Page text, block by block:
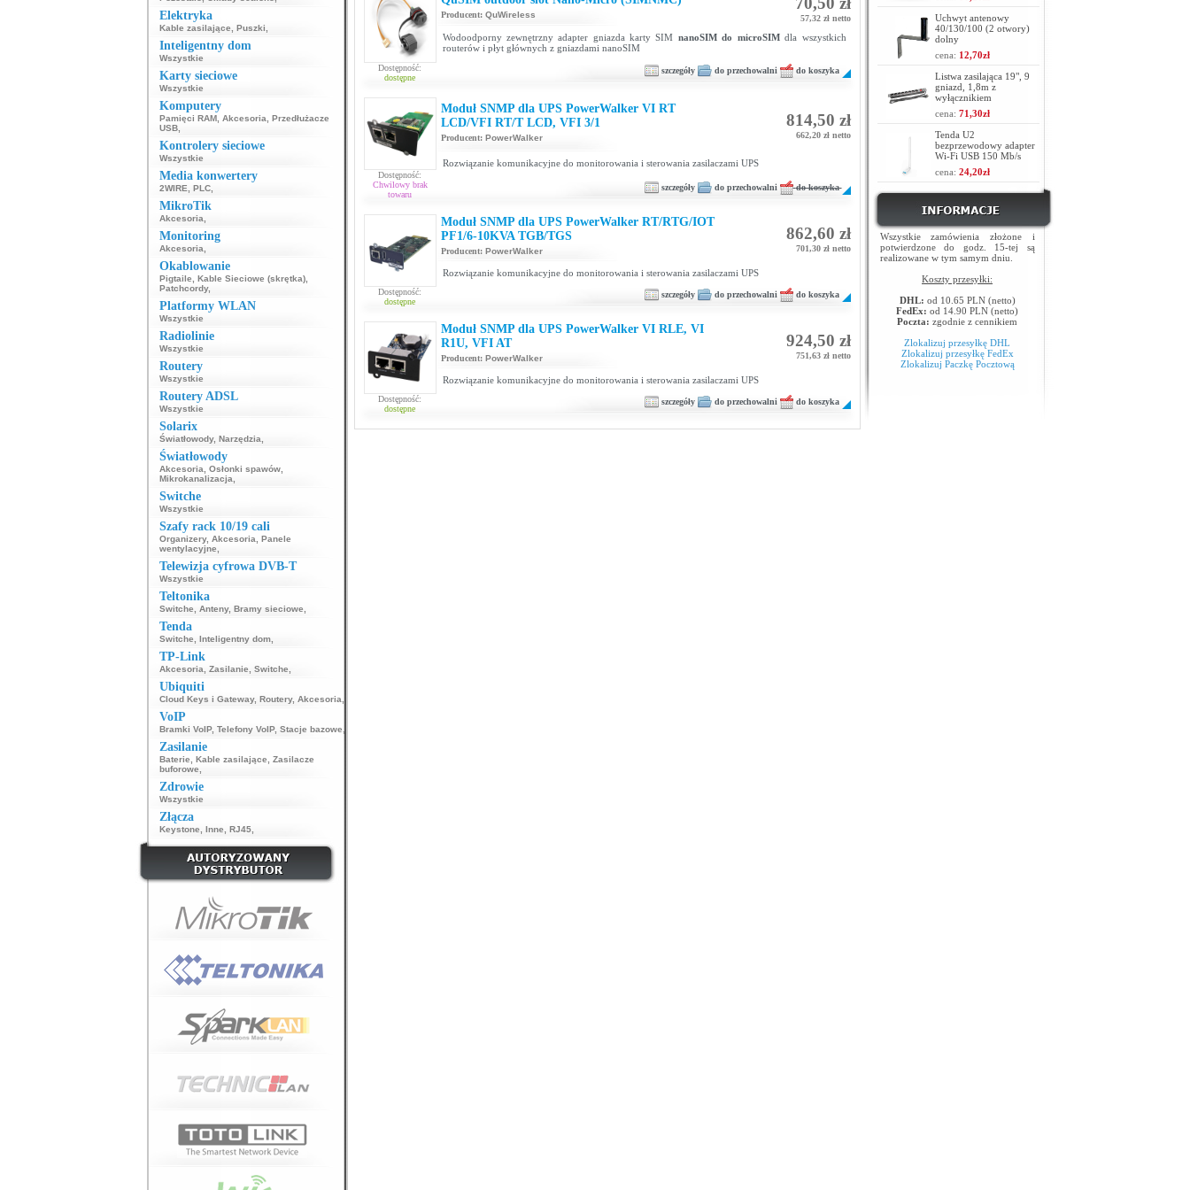
Elektryka
Kable zasilające Puszki
Inteligentny dom
Wszystkie
Karty sieciowe
Wszystkie
Komputery
Pamięci RAM, Akcesoria
Przedłużacze
USB,
Kontrolery sieciowe
Wszystkie
Media konwertery
2WIRE PLC,
MikroTik
Akcesoria
Monitoring
Akcesoria
Okablowanie
Pigtaile Kable Sieciowe (skrętka),
Patchcordy,
Platformy WLAN
Wszystkie
Radiolinie
Wszystkie
Routery
Wszystkie
Routery ADSL
Wszystkie
Solarix
Światłowody, Narzędzia
Światłowody
Akcesoria Osłonki spawów,
Mikrokanalizacja
Switche
Wszystkie
Szafy rack 10/19 cali
Organizery, Akcesoria
Panele
wentylacyjne
Telewizja cyfrowa DVB-T
Wszystkie
Teltonika
Switche Anteny, Bramy sieciowe
Tenda
Switche Inteligentny dom,
TP-Link
Akcesoria Zasilanie Switche
Ubiquiti
Cloud Keys i Gateway, Routery, Akcesoria
VoIP
Bramki VoIP, Telefony VoIP, Stacje bazowe
Zasilanie
Baterie Kable zasilające
Zasilacze
buforowe
Zdrowie
Wszystkie
Złącza
Keystone Inne RJ45,
Dostępność:
dostępne
Producent: QuWireless 57,32 zł netto
Wodoodporny zewnętrzny adapter gniazda karty SIM nanoSIM do microSIMdla wszystkich
routerów i płyt głównych z gniazdami nanoSIM
szczegóły do przechowalni do koszyka
Dostępność:
Chwilowy brak
towaru
Moduł SNMP dla UPS PowerWalker VI RT
LCD/VFI RT/T LCD, VFI 3/1
Producent: PowerWalker
814,50 zł
662,20 zł netto
Rozwiązanie komunikacyjne do monitorowania i sterowania zasilaczami UPS
szczegóły do przechowalni do koszyka
Dostępność:
dostępne
Moduł SNMP dla UPS PowerWalker RT/RTG/IOT
PF1/6-10KVA TGB/TGS
Producent: PowerWalker
862,60 zł
701,30 zł netto
Rozwiązanie komunikacyjne do monitorowania i sterowania zasilaczami UPS
szczegóły do przechowalni do koszyka
Dostępność:
dostępne
Moduł SNMP dla UPS PowerWalker VI RLE, VI
R1U, VFI AT
Producent: PowerWalker
924,50 zł
751,63 zł netto
Rozwiązanie komunikacyjne do monitorowania i sterowania zasilaczami UPS
szczegóły do przechowalni do koszyka
Uchwyt antenowy
40/130/100 (2 otwory)
dolny
cena: 12,70zł
Listwa zasilająca 19", 9
gniazd, 1,8m z
wyłącznikiem
cena: 71,30zł
Tenda U2
bezprzewodowy adapter
Wi-Fi USB 150 Mb/s
cena: 24,20zł
Wszystkie zamówienia złożone i
potwierdzone do godz. 15-tej są
realizowane w tym samym dniu.
Koszty przesyłki:
DHL: od 10.65 PLN (netto)
FedEx: od 14.90 PLN (netto)
Poczta: zgodnie z cennikiem
Zlokalizuj przesyłkę DHL
Zlokalizuj przesyłkę FedEx
Zlokalizuj Paczkę Pocztową